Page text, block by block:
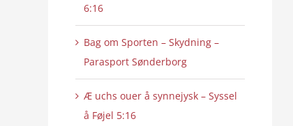
6:16
Bag om Sporten – Skydning –
Parasport Sønderborg
Æ uchs ouer å synnejysk – Syssel
å Føjel 5:16